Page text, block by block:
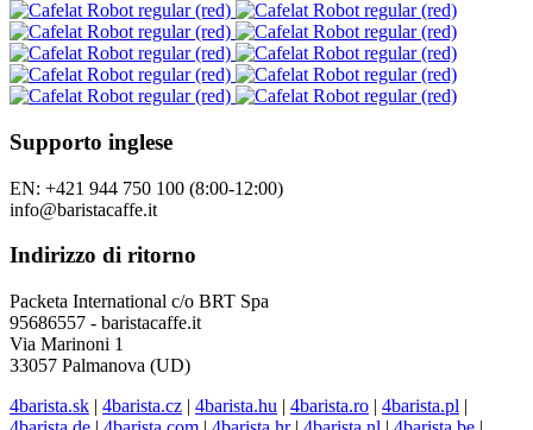
Supporto inglese
EN: +421 944 750 100 (8:00-12:00)
info@baristacaffe.it
Indirizzo di ritorno
Packeta International c/o BRT Spa
95686557 - baristacaffe.it
Via Marinoni 1
33057 Palmanova (UD)
4barista.sk | 4barista.cz | 4barista.hu | 4barista.ro | 4barista.pl |